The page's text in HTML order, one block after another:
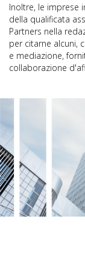
Inoltre, le imprese
della qualificata
Partners nella
per citarne alcuni,
e mediazione,
collaborazione